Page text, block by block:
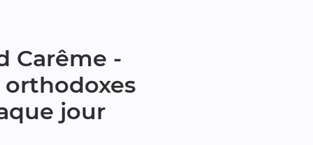
Carême -
jour